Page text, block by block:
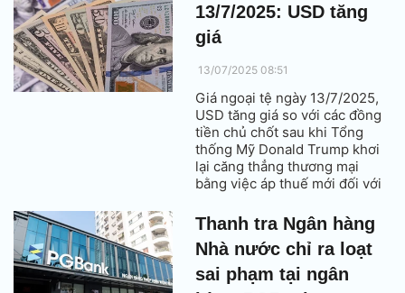
13/7/2025: USD tăng
giá
13/07/2025 08:51
Giá ngoại tệ ngày 13/7/2025,
USD tăng giá so với các đồng
tiền chủ chốt sau khi Tổng
thống Mỹ Donald Trump khơi
lại căng thẳng thương mại
bằng việc áp thuế mới đối với
mại khác.
Thanh tra Ngân hàng
Nhà nước chỉ ra loạt
sai phạm tại ngân